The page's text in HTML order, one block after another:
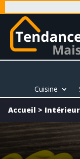
Cuisine
Accueil > Intérieur